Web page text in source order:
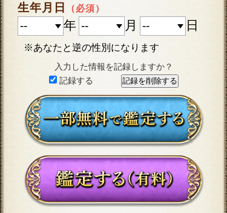
生年月日 （必須）
年 月 日
※あなたと逆の性別になります
入力した情報を記録しますか？
記録する